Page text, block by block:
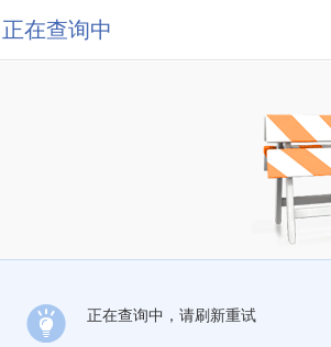
正在查询中
正在查询中，请刷新重试